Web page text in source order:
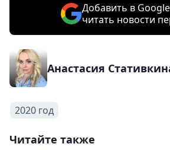
Добавить в
читать новости
Анастасия
2020 год
Читайте также